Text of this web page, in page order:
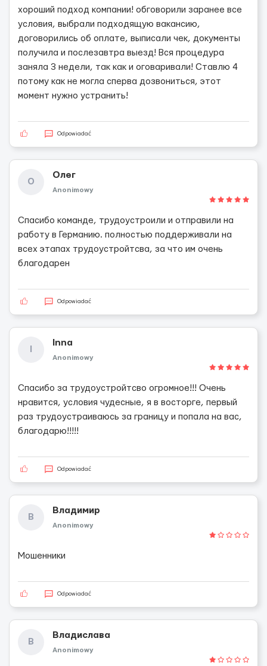
хороший подход компании! обговорили заранее все
условия, выбрали подходящую вакансию,
договорились об оплате, выписали чек, документы
получила и послезавтра выезд! Вся процедура
заняла 3 недели, так как и оговаривали! Ставлю 4
потому как не могла сперва дозвониться, этот
момент нужно устранить!
Odpowiadać
О
Олег
Anonimowy
Спасибо команде, трудоустроили и отправили на
работу в Германию. полностью поддерживали на
всех этапах трудоустройтсва, за что им очень
благодарен
Odpowiadać
Inna
Anonimowy
Спасибо за трудоустройтсво огромное!!! Очень
нравится, условия чудесные, я в восторге, первый
раз трудоустраиваюсь за границу и попала на вас,
благодарю!!!!!
Odpowiadać
В
Владимир
Anonimowy
Мошенники
Odpowiadać
В
Владислава
Anonimowy